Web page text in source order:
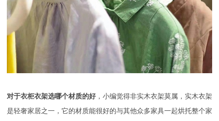
对于衣柜衣架选哪个材质的好 ，小编觉得非实木衣架莫属，实木衣架
是轻奢家居之一，它的材质能很好的与其他众多家具一起烘托整个家